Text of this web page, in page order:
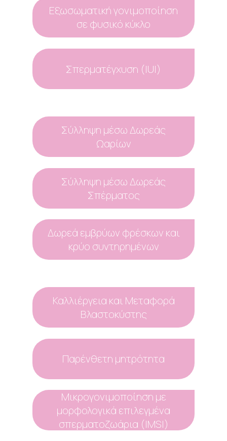
Εξωσωματική γονιμοποίηση
σε φυσικό κύκλο
Σπερματέγχυση (IUI)
Σύλληψη μέσω Δωρεάς
Ωαρίων
Σύλληψη μέσω Δωρεάς
Σπέρματος
Δωρεά εμβρύων φρέσκων και
κρύο συντηρημένων
Καλλιέργεια και Μεταφορά
Βλαστοκύστης
Παρένθετη μητρότητα
Μικρογονιμοποίηση με
μορφολογικά επιλεγμένα
σπερματοζωάρια (IMSI)